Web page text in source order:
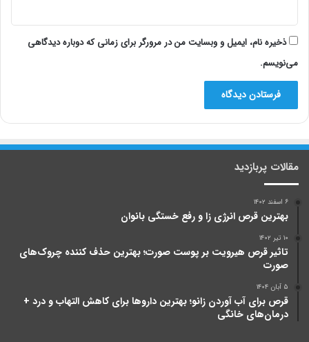
ذخیره نام، ایمیل و وبسایت من در مرورگر برای زمانی که دوباره دیدگاهی
می‌نویسم.
مقالات پربازدید
۶ اسفند ۱۴۰۲
بهترین قرص انرژی زا و رفع خستگی بانوان
۱۰ تیر ۱۴۰۲
تاثیر قرص هیرویت بر پوست صورت؛ بهترین حذف کننده چروک‌های
صورت
۵ آبان ۱۴۰۴
قرص برای آب آوردن زانو؛ بهترین داروها برای کاهش التهاب و درد +
درمان‌های خانگی